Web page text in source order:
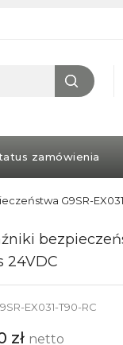
zamówienia
G9SR-
24VDC
EX031-T90-RC
zł netto